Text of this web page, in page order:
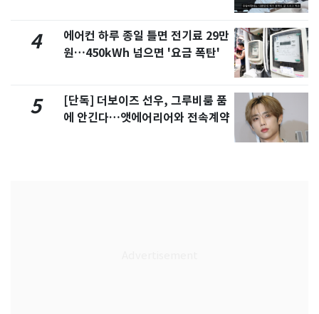
4
에어컨 하루 종일 틀면 전기료 29만
원…450kWh 넘으면 '요금 폭탄'
5
[단독] 더보이즈 선우, 그루비룸 품
에 안긴다…앳에어리어와 전속계약